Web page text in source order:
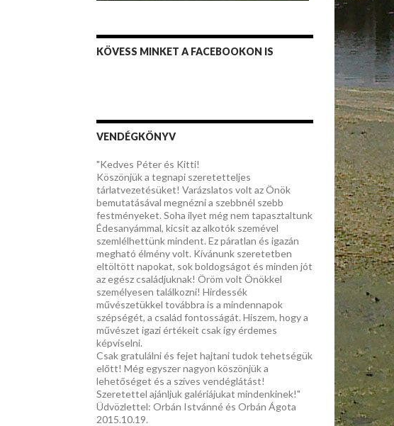
KÖVESS MINKET A FACEBOOKON IS
VENDÉGKÖNYV
"Kedves Péter és Kitti!
Köszönjük a tegnapi szeretetteljes
tárlatvezetésüket! Varázslatos volt az Önök
bemutatásával megnézni a szebbnél szebb
festményeket. Soha ilyet még nem tapasztaltunk
Édesanyámmal, kicsit az alkotók szemével
szemlélhettünk mindent. Ez páratlan és igazán
megható élmény volt. Kívánunk szeretetben
eltöltött napokat, sok boldogságot és minden jót
az egész családjuknak! Öröm volt Önökkel
személyesen találkozni! Hirdessék
művészetükkel továbbra is a mindennapok
szépségét, a család fontosságát. Hiszem, hogy a
művészet igazi értékeit csak így érdemes
képviselni.
Csak gratulálni és fejet hajtani tudok tehetségük
előtt! Még egyszer nagyon köszönjük a
lehetőséget és a szíves vendéglátást!
Szeretettel ajánljuk galériájukat mindenkinek!"
Üdvözlettel: Orbán Istvánné és Orbán Ágota
2015.10.19.